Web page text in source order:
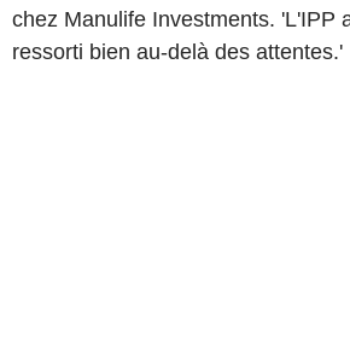
chez Manulife Investments. 'L'IPP
ressorti bien au-delà des attentes.'